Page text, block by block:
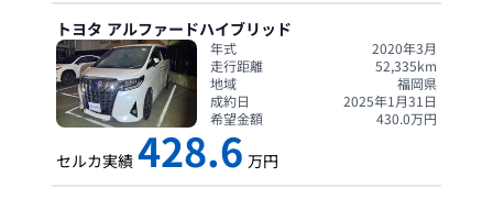
トヨタ アルファードハイブリッド
年式
2020年3月
走行距離
52,335km
地域
福岡県
成約日
2025年1月31日
希望金額
430.0万円
セルカ実績 428.6 万円